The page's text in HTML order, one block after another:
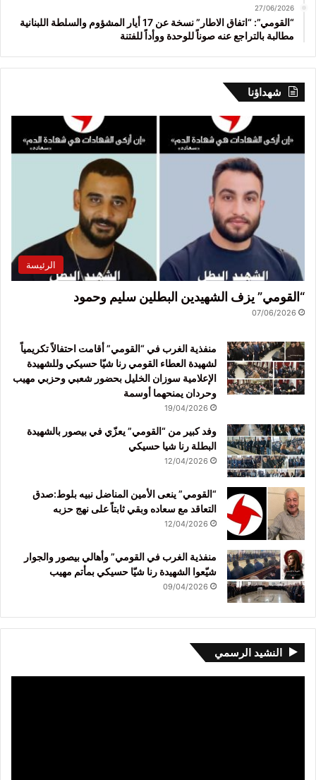
27/06/2026
“القومي”: “اتفاق الاطار” نسخة عن 17 أيار المشؤوم والسلطة اللبنانية
مطالبة بالتراجع عنه صوناً للوحدة ووأداً للفتنة
شهداؤنا
الرئيسة
“القومي” يزف الشهيدين البطلين سليم وحمود
07/06/2026
منفذية الغرب في “القومي” أقامت احتفالاً تكريمياً
لشهيدة العطاء القومي رنا شيّا حسيكي وللشهيدة
الإعلامية سوزان الخليل بحضور شعبي وحزبي مهيب
وحردان يمنحهما أوسمة
19/04/2026
وفد كبير من “القومي” يعزّي في بيصور بالشهيدة
البطلة رنا شيا حسيكي
12/04/2026
“القومي” ينعى الأمين المناضل نبيه بلوط:صدق
التعاقد مع سعاده وبقي ثابتاً على نهج حزبه
12/04/2026
منفذية الغرب في القومي” وأهالي بيصور والجوار
شيّعوا الشهيدة رنا شيّا حسيكي بمأتم مهيب
09/04/2026
النشيد الرسمي